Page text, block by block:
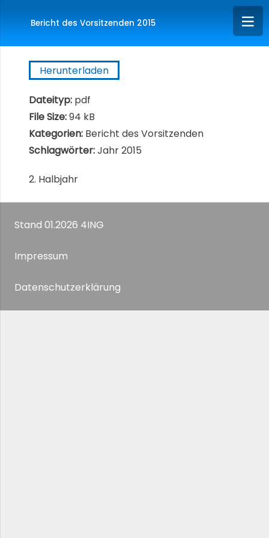
Bericht des Vorsitzenden 2015
2. Halbjahr
Herunterladen
Dateityp: pdf
File Size:94 kB
Kategorien: Bericht des Vorsitzenden
Schlagwörter:Jahr 2015
Stand 01.2026 4ING
Impressum
Datenschutzerklärung